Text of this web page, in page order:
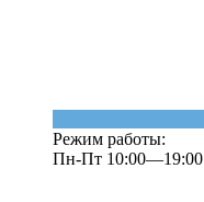
Режим работы:
Пн-Пт 10:00—19:00